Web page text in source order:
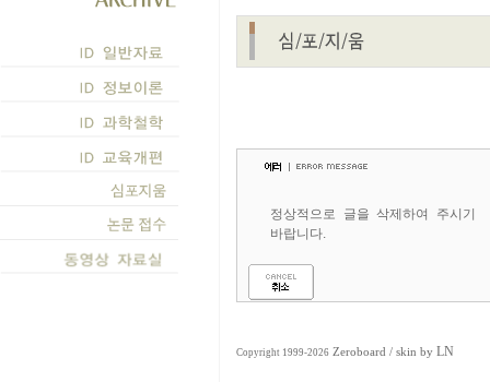
정상적으로 글을 삭제하여 주시기
바랍니다.
Copyright 1999-2026 Zeroboard / skin by LN